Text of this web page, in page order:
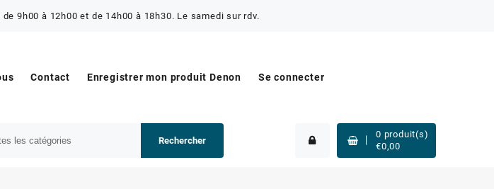
9h00 à 12h00 et de 14h00 à 18h30. Le samedi sur rdv.
Contact Enregistrer mon produit Denon Se connecter
Rechercher
0 produit(s)
€0,00